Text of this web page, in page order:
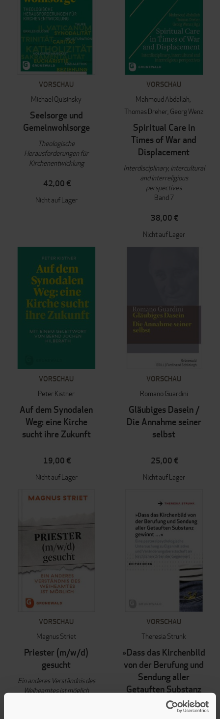
VORSCHAU
Michael Quisinsky
Seelsorge und
Gemeinwohlsorge
Theologische
Herausforderungen für
Kirchenentwicklung
42,00 €
Nicht auf Lager
VORSCHAU
Mahmoud Abdallah
Thomas Dreher Georg Wenz
Spiritual Care in
Times of War and
Displacement
Interdisciplinary, intercultural
and interreligious
perspectives
Band 7
38,00 €
Nicht auf Lager
VORSCHAU
Peter Kistner
Auf dem Synodalen
Weg: eine Kirche
sucht ihre Zukunft
19,00 €
Nicht auf Lager
VORSCHAU
Romano Guardini
Gläubiges Dasein /
Die Annahme seiner
selbst
25,00 €
Nicht auf Lager
VORSCHAU
Magnus Striet
Priester (m/w/d)
gesucht
Ein anderes Verständnis des
Weiheamtes ist möglich
VORSCHAU
Theresia Strunk
»Dass das Kirchenbild
von der Berufung und
Sendung aller
Getauften Substanz
gewinnt ...«